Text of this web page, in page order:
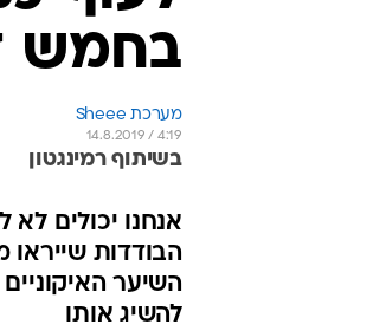
בחמש
מערכת Sheee
14.8.2019 / 4:19
בשיתוף רמינגטון
אנחנו יכולים
הבודדות
השיער
להשיג אותו